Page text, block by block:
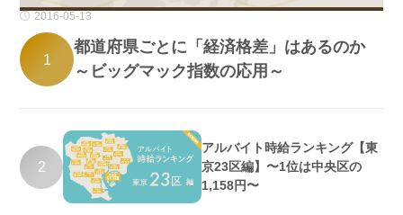
2016-05-13
1
都道府県ごとに「経済格差」はあるのか
～ビッグマック指数の応用～
2
アルバイト時給ランキング【東
京23区編】〜1位は中央区の
1,158円〜